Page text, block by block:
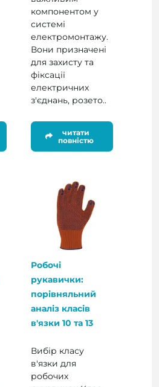
компонентом у
системі
електромонтажу.
Вони призначені
для захисту та
фіксації
електричних
з'єднань, розето..
читати
повністю
Робочі
рукавички:
порівняльний
аналіз класів
в'язки 10 та 13
Вибір класу
в'язки для
робочих